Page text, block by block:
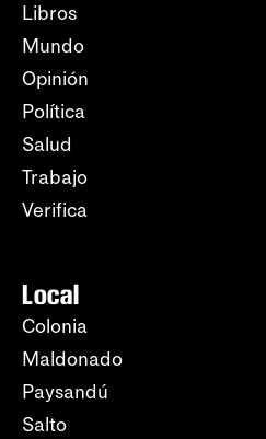
Libros
Mundo
Opinión
Política
Salud
Trabajo
Verifica
Local
Colonia
Maldonado
Paysandú
Salto